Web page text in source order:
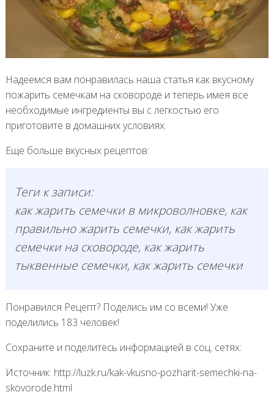
Надеемся вам понравилась наша статья как вкусному
пожарить семечкам на сковороде и теперь имея все
необходимые ингредиенты вы с легкостью его
приготовите в домашних условиях.
Еще больше вкусных рецептов:
Теги к записи:
как жарить семечки в микроволновке, как
правильно жарить семечки, как жарить
семечки на сковороде, как жарить
тыквенные семечки, как жарить семечки
Понравился Рецепт? Поделись им со всеми! Уже
поделились 183 человек!
Сохраните и поделитесь информацией в соц. сетях:
Источник: http://luzk.ru/kak-vkusno-pozharit-semechki-na-
skovorode.html